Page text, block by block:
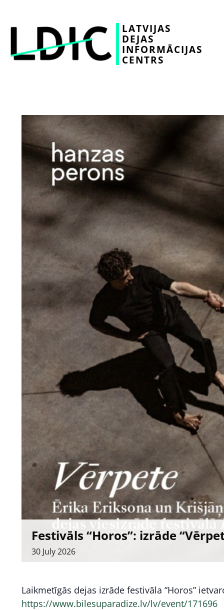
LATVIJAS
DEJAS
INFORMĀCIJAS
CENTRS
Festivāls “Horos”: izrāde
30 July2026
Laikmetīgās dejas izrāde festivāla “Horos”
https://www.bilesuparadize.lv/lv/event/171696